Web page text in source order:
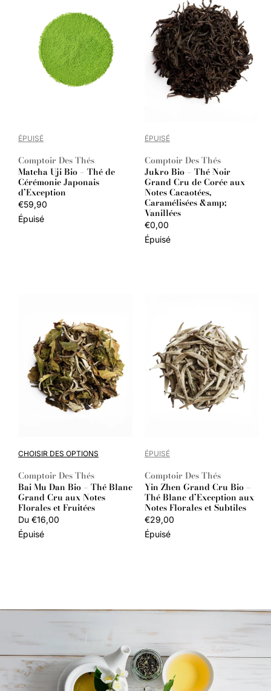
ÉPUISÉ
Fournisseur :
Comptoir Des Thés
Matcha Uji Bio – Thé de
Cérémonie Japonais
d’Exception
Prix
habituel
€59,90
Épuisé
ÉPUISÉ
Fournisseur :
Comptoir Des Thés
Jukro Bio – Thé Noir
Grand Cru de Corée aux
Notes Cacaotées,
Caramélisées &amp;
Vanillées
Prix
habituel
€0,00
Épuisé
CHOISIR DES OPTIONS
Fournisseur :
Comptoir Des Thés
Bai Mu Dan Bio – Thé Blanc
Grand Cru aux Notes
Florales et Fruitées
Prix
habituel
Du €16,00
Épuisé
ÉPUISÉ
Fournisseur :
Comptoir Des Thés
Yin Zhen Grand Cru Bio –
Thé Blanc d’Exception aux
Notes Florales et Subtiles
Prix
habituel
€29,00
Épuisé